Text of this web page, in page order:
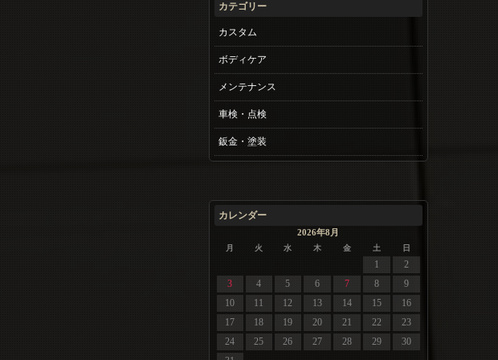
カテゴリー
カスタム
ボディケア
メンテナンス
車検・点検
鈑金・塗装
カレンダー
2026年8月
月 火 水 木 金 土 日
1
2
3
4 5 6 7 8
9
10
11 12 13 14 15
16
17
18 19 20 21 22
23
24
25 26 27 28 29
30